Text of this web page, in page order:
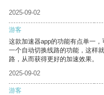
2025-09-02
游客
这款加速器app的功能有点单一
一个自动切换线路的功能，这样
路，从而获得更好的加速效果。
2025-09-02
游客